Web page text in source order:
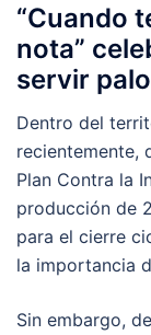
“Cuando
nota”
servir
Dentro del
recientemente,
Plan Contra la
producción de
para el cierre
la importancia
Sin embargo,